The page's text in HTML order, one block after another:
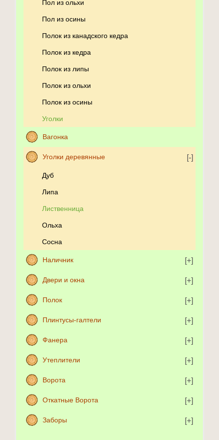
Пол из ольхи
Пол из осины
Полок из канадского кедра
Полок из кедра
Полок из липы
Полок из ольхи
Полок из осины
Уголки
Вагонка
Уголки деревянные
Дуб
Липа
Лиственница
Ольха
Сосна
Наличник
Двери и окна
Полок
Плинтусы-галтели
Фанера
Утеплители
Ворота
Откатные Ворота
Заборы